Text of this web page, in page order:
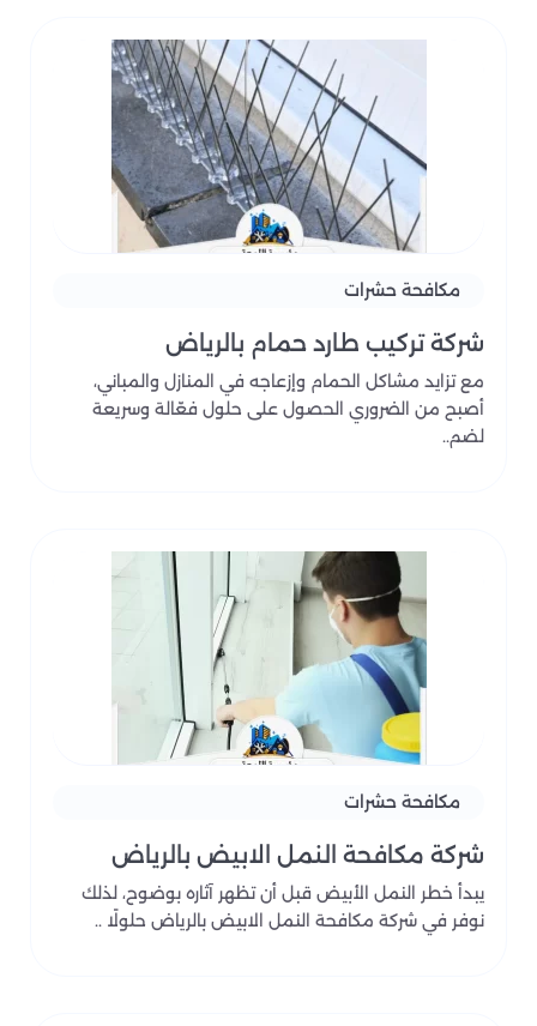
مكافحة حشرات
شركة تركيب طارد حمام بالرياض
مع تزايد مشاكل الحمام وإزعاجه في المنازل والمباني،
أصبح من الضروري الحصول على حلول فعّالة وسريعة
لضم..
مكافحة حشرات
شركة مكافحة النمل الابيض بالرياض
يبدأ خطر النمل الأبيض قبل أن تظهر آثاره بوضوح، لذلك
نوفر في شركة مكافحة النمل الابيض بالرياض حلولًا ..